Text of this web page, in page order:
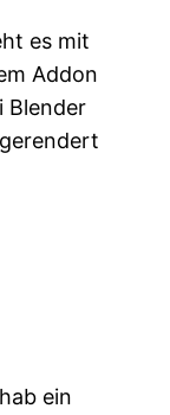
es mit
Addon
Blender
ein